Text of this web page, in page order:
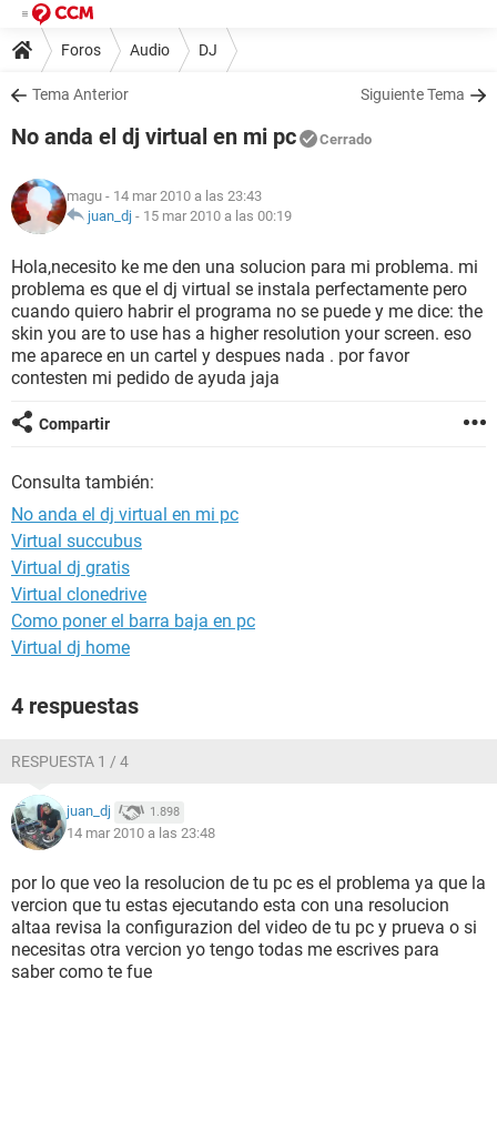
Foros Audio DJ
Tema Anterior Siguiente Tema
No anda el dj virtual en mi pc Cerrado
magu - 14 mar 2010 a las 23:43
juan_dj - 15 mar 2010 a las 00:19
Hola,necesito ke me den una solucion para mi problema. mi
problema es que el dj virtual se instala perfectamente pero
cuando quiero habrir el programa no se puede y me dice: the
skin you are to use has a higher resolution your screen. eso
me aparece en un cartel y despues nada . por favor
contesten mi pedido de ayuda jaja
Compartir
Consulta también:
No anda el dj virtual en mi pc
Virtual succubus
Virtual dj gratis
Virtual clonedrive
Como poner el barra baja en pc
Virtual dj home
4 respuestas
RESPUESTA 1 / 4
juan_dj 1.898
14 mar 2010 a las 23:48
por lo que veo la resolucion de tu pc es el problema ya que la
vercion que tu estas ejecutando esta con una resolucion
altaa revisa la configurazion del video de tu pc y prueva o si
necesitas otra vercion yo tengo todas me escrives para
saber como te fue